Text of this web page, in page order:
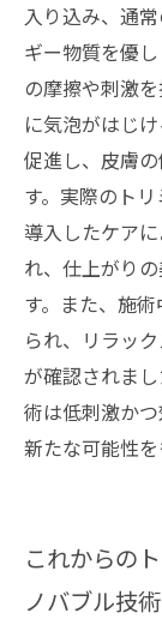
入り込み、通
ギー物質を優
の摩擦や刺激
に気泡がはじ
促進し、皮膚
す。実際のト
導入したケア
れ、仕上がり
す。また、施
られ、リラッ
が確認されま
術は低刺激か
新たな可能性を
これからの
ノバブル技